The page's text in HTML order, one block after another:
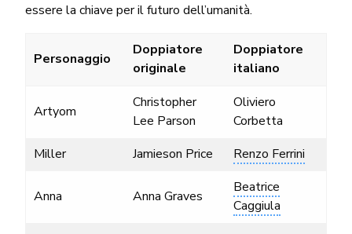
essere la chiave per il futuro dell’umanità.
Personaggio
Doppiatore
originale
Doppiatore
italiano
Artyom
Christopher
Lee Parson
Oliviero
Corbetta
Miller
Jamieson Price Renzo Ferrini
Anna Anna Graves
Beatrice
Caggiula